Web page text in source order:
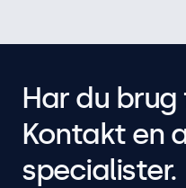
Har du
Kontakt en
specialister.